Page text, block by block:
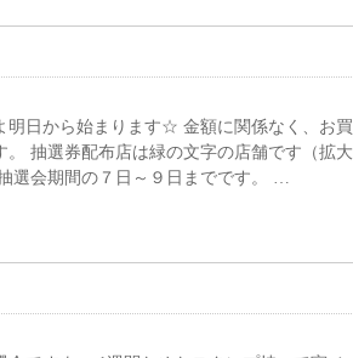
明日から始まります☆ 金額に関係なく、お買
抽選券配布店は緑の文字の店舗です（拡大
選会期間の７日～９日までです。 …